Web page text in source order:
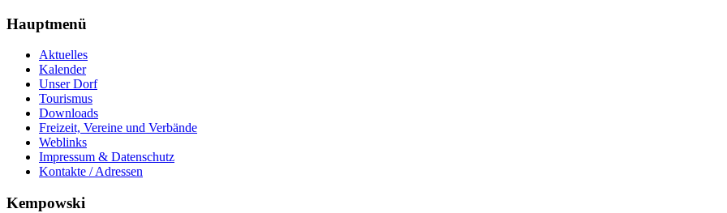
Hauptmenü
Aktuelles
Kalender
Unser Dorf
Tourismus
Downloads
Freizeit, Vereine und Verbände
Weblinks
Impressum & Datenschutz
Kontakte / Adressen
Kempowski